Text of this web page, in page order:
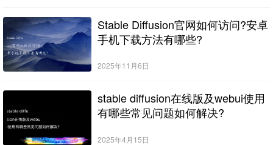
Stable Diffusion官网如何访问?安卓
手机下载方法有哪些?
2025年11月6日
stable diffusion在线版及webui使用
有哪些常见问题如何解决?
2025年4月15日